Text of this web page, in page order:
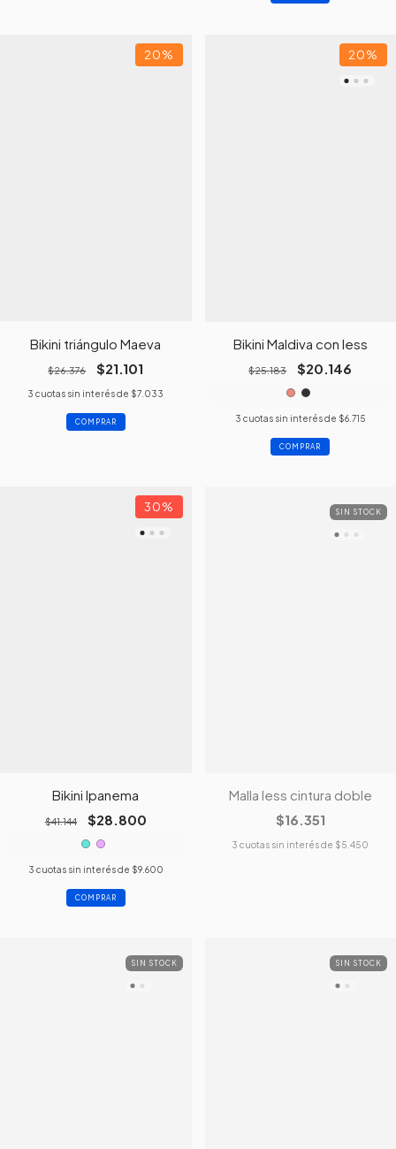
20%
Bikini triángulo Maeva
$26.376 $21.101
3 cuotas sin interés de $7.033
COMPRAR
20%
Bikini Maldiva con less
$25.183 $20.146
3 cuotas sin interés de $6.715
COMPRAR
30%
Bikini Ipanema
$41.144 $28.800
3 cuotas sin interés de $9.600
COMPRAR
SIN STOCK
Malla less cintura doble
$16.351
3 cuotas sin interés de $5.450
SIN STOCK SIN STOCK